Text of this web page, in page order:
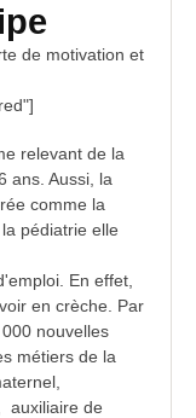
de motivation et
relevant de la
ans. Aussi, la
comme la
pédiatrie elle
En effet,
en crèche. Par
nouvelles
métiers de la
auxiliaire de